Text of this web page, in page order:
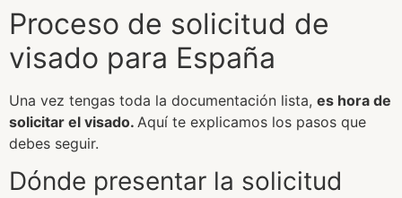
Proceso de solicitud de
visado para España
Una vez tengas toda la documentación lista, es hora de
solicitar el visado. Aquí te explicamos los pasos que
debes seguir.
Dónde presentar la solicitud